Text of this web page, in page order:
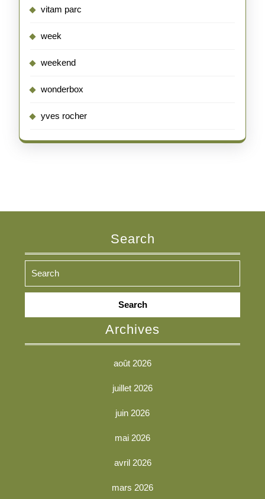
vitam parc
week
weekend
wonderbox
yves rocher
Search
Search
Archives
août 2026
juillet 2026
juin 2026
mai 2026
avril 2026
mars 2026